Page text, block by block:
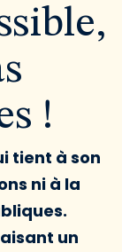
!
tient à son
ni à la
un